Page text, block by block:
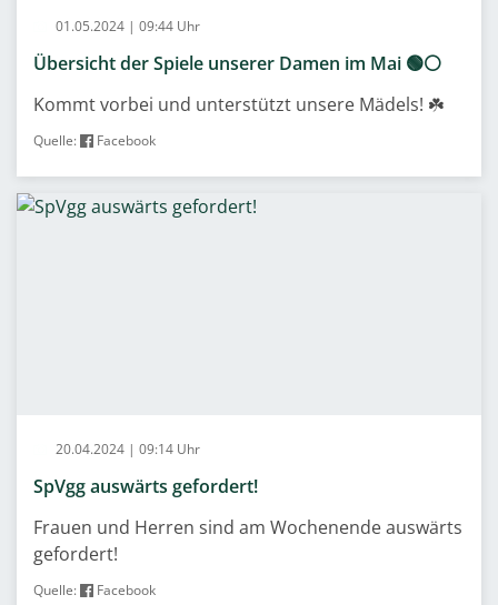
01.05.2024 | 09:44 Uhr
Übersicht der Spiele unserer Damen im Mai 🟢⚪️
Kommt vorbei und unterstützt unsere Mädels! ☘️
Quelle: Facebook
20.04.2024 | 09:14 Uhr
SpVgg auswärts gefordert!
Frauen und Herren sind am Wochenende auswärts
gefordert!
Quelle: Facebook